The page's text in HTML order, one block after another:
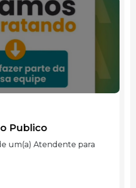
ou cursando
Gerenciais e áreas...